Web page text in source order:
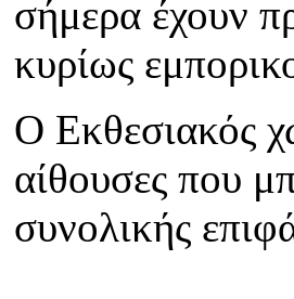
σήμερα έχουν
κυρίως
Ο Εκθεσιακός
αίθουσες που
συνολικής